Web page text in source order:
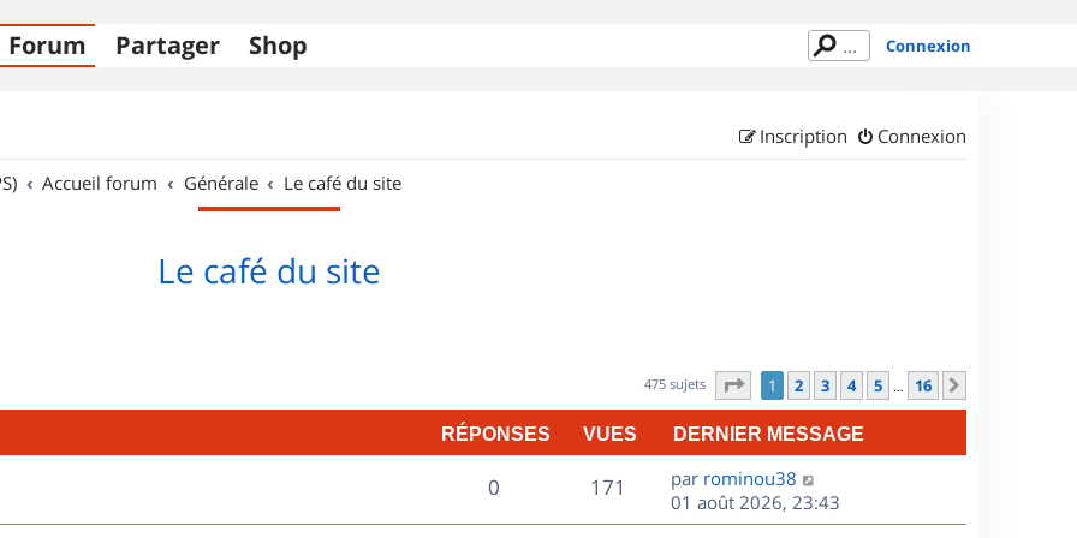
Forum Partager Shop Connexion
Connexion
Inscription
Accueil forum Générale Le café du site
Le café du site
475 sujets Page sur16
1 2 3 4 5 … 16
RÉPONSES VUES DERNIER MESSAGE
0R
é
171
u
D
e
r
par rominou38
01 août 2026, 23:43